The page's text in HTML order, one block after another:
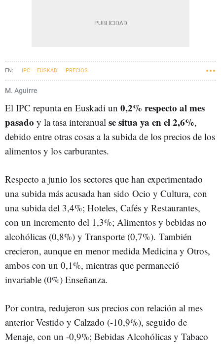
IPC EUSKADI PRECIOS
M. Aguirre
El IPC repunta en Euskadi un 0,2% respecto al mes
pasado y la tasa interanual se situa ya en el 2,6%,
debido entre otras cosas a la subida de los precios de los
alimentos y los carburantes.
Respecto a junio los sectores que han experimentado
una subida más acusada han sido Ocio y Cultura, con
una subida del 3,4%; Hoteles, Cafés y Restaurantes,
con un incremento del 1,3%; Alimentos y bebidas no
alcohólicas (0,8%) y Transporte (0,7%). También
crecieron, aunque en menor medida Medicina y Otros,
ambos con un 0,1%, mientras que permaneció
invariable (0%) Enseñanza.
Por contra, redujeron sus precios con relación al mes
anterior Vestido y Calzado (-10,9%), seguido de
Menaje, con un -0,9%; Bebidas Alcohólicas y Tabaco